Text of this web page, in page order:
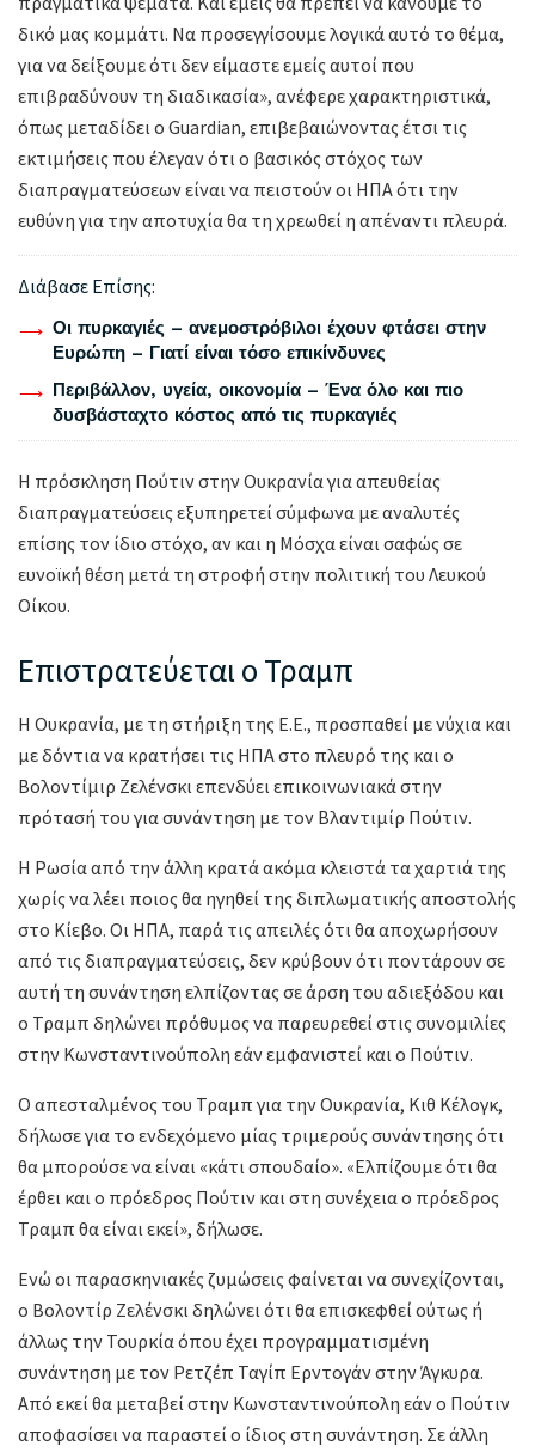
δικό μας κομμάτι. Να προσεγγίσουμε λογικά αυτό το θέμα,
για να δείξουμε ότι δεν είμαστε εμείς αυτοί που
επιβραδύνουν τη διαδικασία», ανέφερε χαρακτηριστικά,
όπως μεταδίδει ο Guardian, επιβεβαιώνοντας έτσι τις
εκτιμήσεις που έλεγαν ότι ο βασικός στόχος των
διαπραγματεύσεων είναι να πειστούν οι ΗΠΑ ότι την
ευθύνη για την αποτυχία θα τη χρεωθεί η απέναντι πλευρά.
Διάβασε Επίσης:
Οι πυρκαγιές – ανεμοστρόβιλοι έχουν φτάσει στην
Ευρώπη – Γιατί είναι τόσο επικίνδυνες
Περιβάλλον, υγεία, οικονομία – Ένα όλο και πιο
δυσβάσταχτο κόστος από τις πυρκαγιές
Η πρόσκληση Πούτιν στην Ουκρανία για απευθείας
διαπραγματεύσεις εξυπηρετεί σύμφωνα με αναλυτές
επίσης τον ίδιο στόχο, αν και η Μόσχα είναι σαφώς σε
ευνοϊκή θέση μετά τη στροφή στην πολιτική του Λευκού
Οίκου.
Επιστρατεύεται ο Τραμπ
Η Ουκρανία, με τη στήριξη της Ε.Ε., προσπαθεί με νύχια και
με δόντια να κρατήσει τις ΗΠΑ στο πλευρό της και ο
Βολοντίμιρ Ζελένσκι επενδύει επικοινωνιακά στην
πρότασή του για συνάντηση με τον Βλαντιμίρ Πούτιν.
Η Ρωσία από την άλλη κρατά ακόμα κλειστά τα χαρτιά της
χωρίς να λέει ποιος θα ηγηθεί της διπλωματικής αποστολής
στο Κίεβο. Οι ΗΠΑ, παρά τις απειλές ότι θα αποχωρήσουν
από τις διαπραγματεύσεις, δεν κρύβουν ότι ποντάρουν σε
αυτή τη συνάντηση ελπίζοντας σε άρση του αδιεξόδου και
ο Τραμπ δηλώνει πρόθυμος να παρευρεθεί στις συνομιλίες
στην Κωνσταντινούπολη εάν εμφανιστεί και ο Πούτιν.
Ο απεσταλμένος του Τραμπ για την Ουκρανία, Κιθ Κέλογκ,
δήλωσε για το ενδεχόμενο μίας τριμερούς συνάντησης ότι
θα μπορούσε να είναι «κάτι σπουδαίο». «Ελπίζουμε ότι θα
έρθει και ο πρόεδρος Πούτιν και στη συνέχεια ο πρόεδρος
Τραμπ θα είναι εκεί», δήλωσε.
Ενώ οι παρασκηνιακές ζυμώσεις φαίνεται να συνεχίζονται,
ο Βολοντίρ Ζελένσκι δηλώνει ότι θα επισκεφθεί ούτως ή
άλλως την Τουρκία όπου έχει προγραμματισμένη
συνάντηση με τον Ρετζέπ Ταγίπ Ερντογάν στην Άγκυρα.
Από εκεί θα μεταβεί στην Κωνσταντινούπολη εάν ο Πούτιν
αποφασίσει να παραστεί ο ίδιος στη συνάντηση. Σε άλλη